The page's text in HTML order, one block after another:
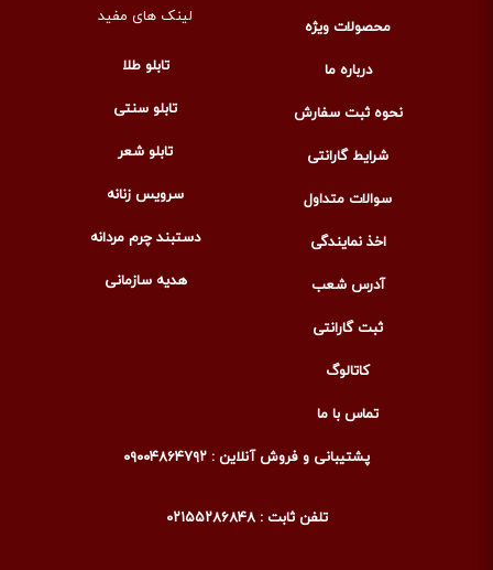
محصولات ویژه
درباره ما
نحوه ثبت سفارش
شرایط گارانتی
سوالات متداول
اخذ نمایندگی
آدرس شعب
ثبت گارانتی
کاتالوگ
تماس با ما
لینک های مفید
تابلو طلا
تابلو سنتی
تابلو شعر
سرویس زنانه
دستبند چرم مردانه
هدیه سازمانی
پشتیبانی و فروش آنلاین : ۰۹۰۰۴۸۶۴۷۹۲
تلفن ثابت : ۰۲۱۵۵۲۸۶۸۴۸